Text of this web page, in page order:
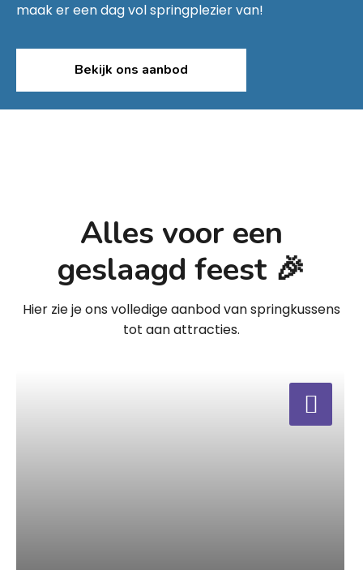
maak er een dag vol springplezier van!
Bekijk ons aanbod
Alles voor een
geslaagd feest 🎉
Hier zie je ons volledige aanbod van springkussens
tot aan attracties.